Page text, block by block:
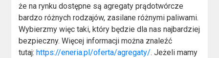
że na rynku dostępne są agregaty prądotwórcze
bardzo różnych rodzajów, zasilane różnymi paliwami.
Wybierzmy więc taki, który będzie dla nas najbardziej
bezpieczny. Więcej informacji można znaleźć
tutaj: https://eneria.pl/oferta/agregaty/. Jeżeli mamy